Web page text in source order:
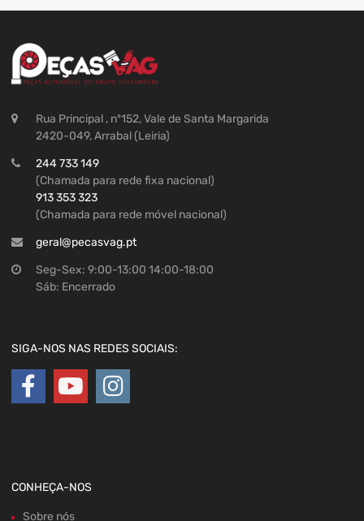
Rua Principal , nº152, Vale de Santa Margarida
2420-049, Arrabal (Leiria)
244 733 149
(Chamada para rede fixa nacional)
913 353 323
(Chamada para rede móvel nacional)
geral@pecasvag.pt
Seg-Sex: 9:00-13:00 14:00-18:00
Sáb: Encerrado
SIGA-NOS NAS REDES SOCIAIS:
CONHEÇA-NOS
Sobre nós